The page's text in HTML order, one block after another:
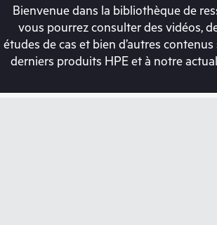
Votre panier
Bienvenue dans la bibliothèque de
vous pourrez consulter des vidéos,
études de cas et bien d’autres
derniers produits HPE et à notre